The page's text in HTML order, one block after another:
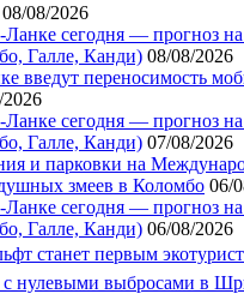
08/08/2026
сегодня — прогноз на
Галле, Канди) 08/08/2026
введут переносимость
сегодня — прогноз на
Галле, Канди) 07/08/2026
и парковки на
змеев в Коломбо 06/
сегодня — прогноз на
Галле, Канди) 06/08/2026
станет первым
с нулевыми выбросами в